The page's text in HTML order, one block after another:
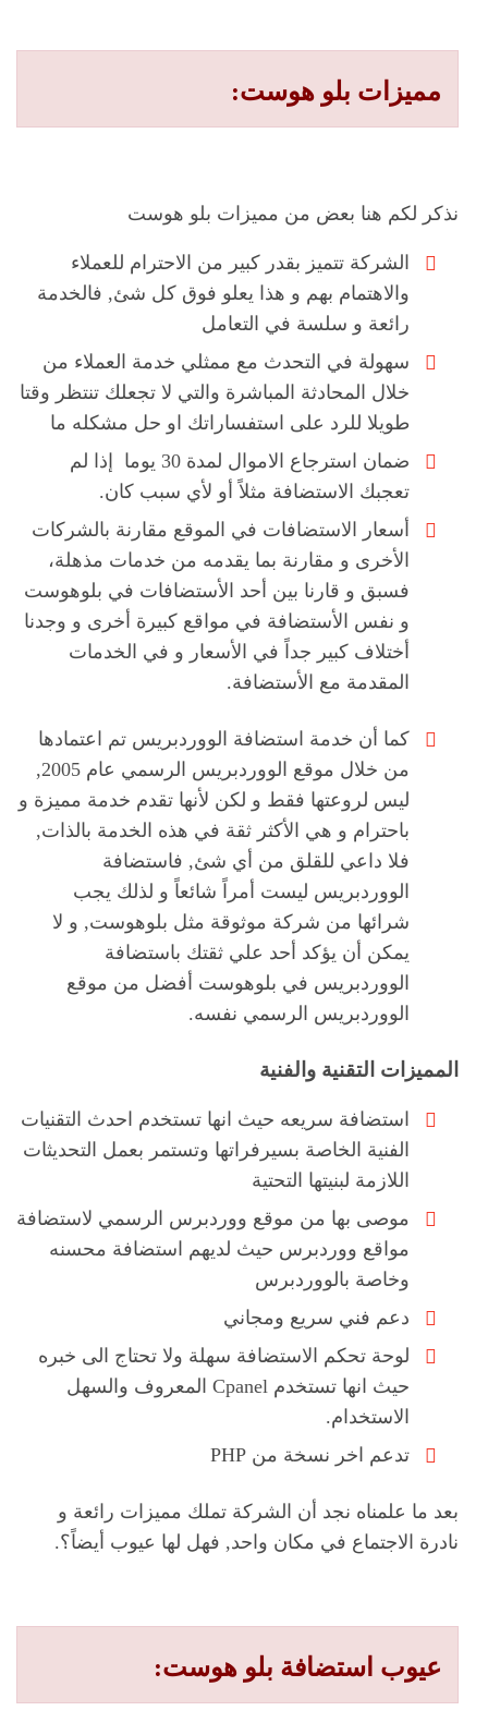
مميزات بلو هوست:
نذكر لكم هنا بعض من مميزات بلو هوست
الشركة تتميز بقدر كبير من الاحترام للعملاء
والاهتمام بهم و هذا يعلو فوق كل شئ, فالخدمة
رائعة و سلسة في التعامل
سهولة في التحدث مع ممثلي خدمة العملاء من
خلال المحادثة المباشرة والتي لا تجعلك تنتظر وقتا
طويلا للرد على استفساراتك او حل مشكله ما
ضمان استرجاع الاموال لمدة 30 يوما إذا لم
تعجبك الاستضافة مثلاً أو لأي سبب كان.
أسعار الاستضافات في الموقع مقارنة بالشركات
الأخرى و مقارنة بما يقدمه من خدمات مذهلة،
فسبق و قارنا بين أحد الأستضافات في بلوهوست
و نفس الأستضافة في مواقع كبيرة أخرى و وجدنا
أختلاف كبير جداً في الأسعار و في الخدمات
المقدمة مع الأستضافة.
كما أن خدمة استضافة الووردبريس تم اعتمادها
من خلال موقع الووردبريس الرسمي عام 2005,
ليس لروعتها فقط و لكن لأنها تقدم خدمة مميزة و
باحترام و هي الأكثر ثقة في هذه الخدمة بالذات,
فلا داعي للقلق من أي شئ, فاستضافة
الووردبريس ليست أمراً شائعاً و لذلك يجب
شرائها من شركة موثوقة مثل بلوهوست, و لا
يمكن أن يؤكد أحد علي ثقتك باستضافة
الووردبريس في بلوهوست أفضل من موقع
الووردبريس الرسمي نفسه.
المميزات التقنية والفنية
استضافة سريعه حيث انها تستخدم احدث التقنيات
الفنية الخاصة بسيرفراتها وتستمر بعمل التحديثات
اللازمة لبنيتها التحتية
موصى بها من موقع ووردبرس الرسمي لاستضافة
مواقع ووردبرس حيث لديهم استضافة محسنه
وخاصة بالووردبرس
دعم فني سريع ومجاني
لوحة تحكم الاستضافة سهلة ولا تحتاج الى خبره
حيث انها تستخدم Cpanel المعروف والسهل
الاستخدام.
تدعم اخر نسخة من PHP
بعد ما علمناه نجد أن الشركة تملك مميزات رائعة و
نادرة الاجتماع في مكان واحد, فهل لها عيوب أيضاً؟.
عيوب استضافة بلو هوست: